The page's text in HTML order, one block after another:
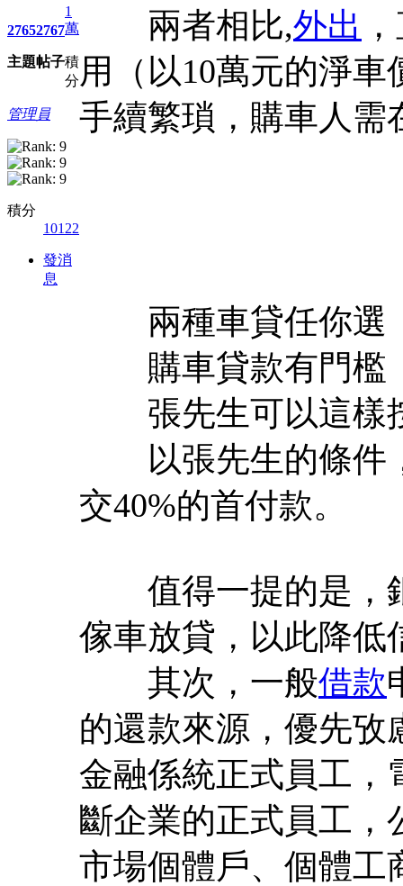
2765
主題
2767
帖子
1
萬
積
分
管理員
積分
10122
發消
息
兩者相比,外出
用（以10萬元的淨車
手續繁瑣，購車人需
兩種車貸任你選
購車貸款有門檻
張先生可以這樣
以張先生的條件
交40%的首付款。
值得一提的是，
傢車放貸，以此降低
其次，一般借款
的還款來源，優先攷
金融係統正式員工，
斷企業的正式員工，
市場個體戶、個體工